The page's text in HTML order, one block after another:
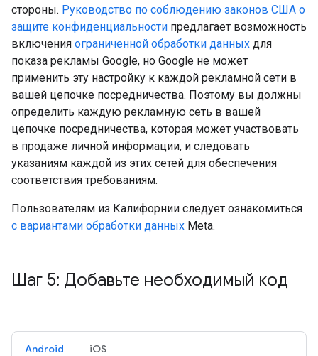
стороны. Руководство по соблюдению законов США о
защите конфиденциальности предлагает возможность
включения ограниченной обработки данных для
показа рекламы Google, но Google не может
применить эту настройку к каждой рекламной сети в
вашей цепочке посредничества. Поэтому вы должны
определить каждую рекламную сеть в вашей
цепочке посредничества, которая может участвовать
в продаже личной информации, и следовать
указаниям каждой из этих сетей для обеспечения
соответствия требованиям.
Пользователям из Калифорнии следует ознакомиться
с вариантами обработки данных Meta.
Шаг 5: Добавьте необходимый код
Android iOS